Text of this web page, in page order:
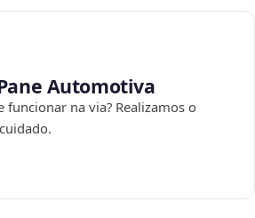
Automotiva
na via? Realizamos o